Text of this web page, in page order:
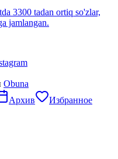
3300 tadan ortiq so'zlar,
jamlangan.
Obuna
Архив Избранное